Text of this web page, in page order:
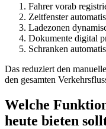
Fahrer vorab
Zeitfenster
Ladezonen
Dokumente digital
Schranken
Das reduziert den
den gesamten
Welche
heute bieten